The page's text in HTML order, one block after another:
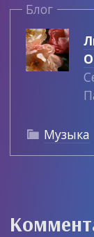
Блог
 Музыка